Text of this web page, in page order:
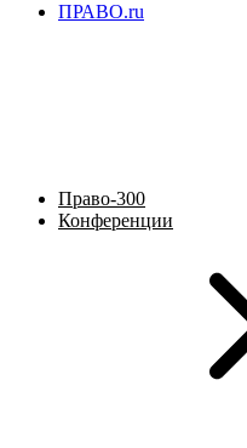
ПРАВО.ru
Право-300
Конференции